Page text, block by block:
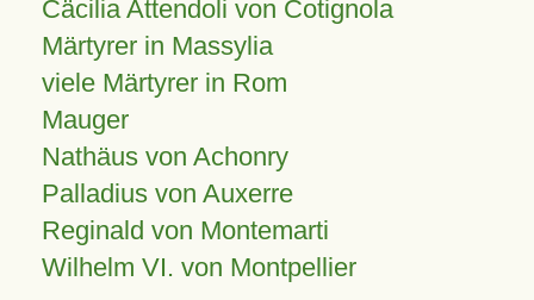
Cäcilia Attendoli von Cotignola
Märtyrer in Massylia
viele Märtyrer in Rom
Mauger
Nathäus von Achonry
Palladius von Auxerre
Reginald von Montemarti
Wilhelm VI. von Montpellier